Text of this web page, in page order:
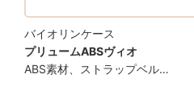
バイオリンケース
プリュームABSヴィオ
ABS素材、ストラップベル…